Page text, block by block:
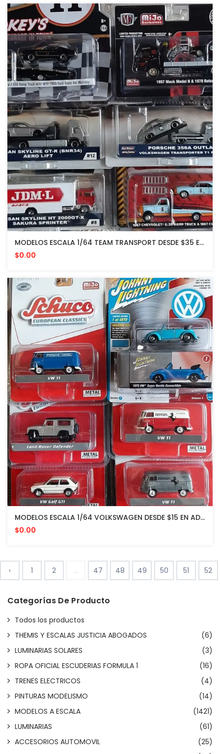
MODELOS ESCALA 1/64 TEAM TRANSPORT DESDE $35 EN ADELANTE
$0.00
MODELOS ESCALA 1/64 VOLKSWAGEN DESDE $15 EN ADELANTE
$0.00
‹ 1 2 ... 47 48 49 50 51 52
Categorías De Producto
Todos los productos
THEMIS Y ESCALAS JUSTICIA ABOGADOS
(6)
LUMINARIAS SOLARES
(3)
ROPA OFICIAL ESCUDERIAS FORMULA 1
(16)
TRENES ELECTRICOS
(4)
PINTURAS MODELISMO
(14)
MODELOS A ESCALA
(1421)
LUMINARIAS
(61)
ACCESORIOS AUTOMOVIL
(25)